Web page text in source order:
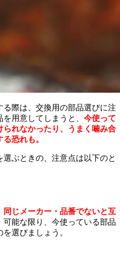
際は、交換用の部品選びに注
用意してしまうと、 今使って
れなかったり、うまく噛み合
恐れも。
ぶときの、注意点は以下のと
同じメーカー・品番でないと互
可能な限り、今使っている部品
選びましょう。